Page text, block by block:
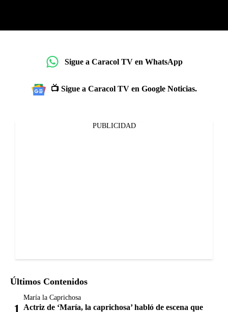
Sigue a Caracol TV en WhatsApp
📺 Sigue a Caracol TV en Google Noticias.
PUBLICIDAD
Últimos Contenidos
María la Caprichosa
Actriz de ‘María, la caprichosa’ habló de escena que